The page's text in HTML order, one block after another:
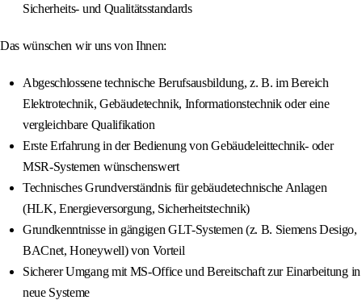
Sicherheits- und Qualitätsstandards
Das wünschen wir uns von Ihnen:
Abgeschlossene technische Berufsausbildung, z. B. im Bereich
Elektrotechnik, Gebäudetechnik, Informationstechnik oder eine
vergleichbare Qualifikation
Erste Erfahrung in der Bedienung von Gebäudeleittechnik- oder
MSR-Systemen wünschenswert
Technisches Grundverständnis für gebäudetechnische Anlagen
(HLK, Energieversorgung, Sicherheitstechnik)
Grundkenntnisse in gängigen GLT-Systemen (z. B. Siemens Desigo,
BACnet, Honeywell) von Vorteil
Sicherer Umgang mit MS-Office und Bereitschaft zur Einarbeitung in
neue Systeme